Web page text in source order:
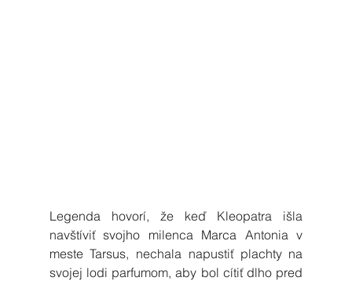
Legenda hovorí, že keď Kleopatra išla
navštíviť svojho milenca Marca Antonia v
meste Tarsus, nechala napustiť plachty na
svojej lodi parfumom, aby bol cítiť dlho pred